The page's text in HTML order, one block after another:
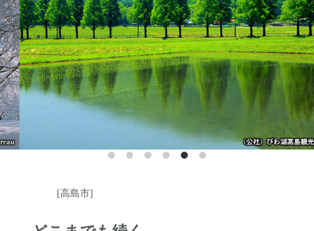
[高島市]